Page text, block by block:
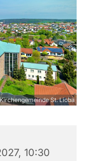
St. Lioba
10:30